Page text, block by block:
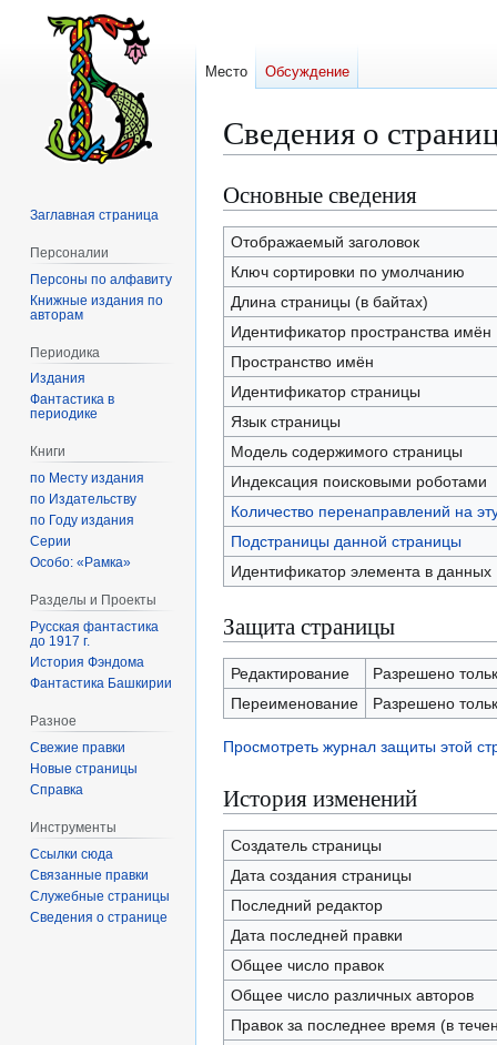
Сведения о
Перейти
к
навигации
Перейти
к
поиску
Основные сведения
Отображаемый заголовок
Ключ сортировки по умолчанию
Длина страницы (в байтах)
Идентификатор пространства имён
Пространство имён
Идентификатор страницы
Язык страницы
Модель содержимого страницы
Индексация поисковыми роботами
Количество перенаправлений на
Подстраницы данной страницы
Идентификатор элемента в данных
Защита страницы
Редактирование
Разрешено
Переименование
Разрешено
Просмотреть журнал защиты этой
История изменений
Создатель страницы
Дата создания страницы
Последний редактор
Дата последней правки
Общее число правок
Общее число различных авторов
Правок за последнее время (в
Место Обсуждение
Заглавная страница
Персоналии
Персоны по алфавиту
Книжные издания по
авторам
Периодика
Издания
Фантастика в
периодике
Книги
по Месту издания
по Издательству
по Году издания
Серии
Особо: «Рамка»
Разделы и Проекты
Русская фантастика
до 1917 г.
История Фэндома
Фантастика Башкирии
Разное
Свежие правки
Новые страницы
Справка
Инструменты
Ссылки сюда
Связанные правки
Служебные страницы
Сведения о странице